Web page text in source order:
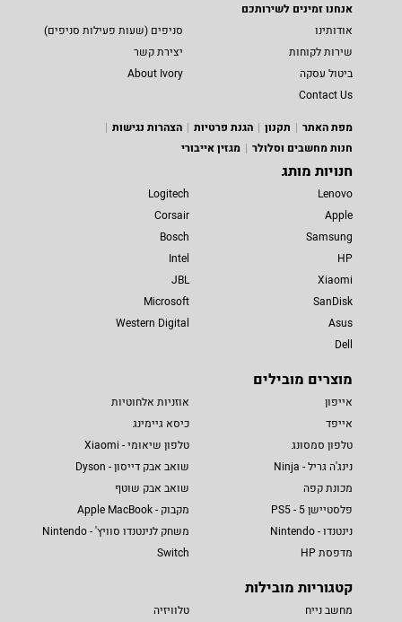
אנחנו זמינים לשירותכם
אודותינו
סניפים (שעות פעילות סניפים)
שירות לקוחות
יצירת קשר
ביטול עסקה
About Ivory
Contact Us
מפת האתר
תקנון הגנת פרטיות
הצהרות נגישות
חנות מחשבים וסלולר
מגזין אייבורי
חנויות מותג
Lenovo
Apple
Samsung
HP
Xiaomi
SanDisk
Asus
Dell
Logitech
Corsair
Bosch
Intel
JBL
Microsoft
Western Digital
מוצרים מובילים
אייפון
אייפד
טלפון סמסונג
נינג'ה גריל - Ninja
מכונת קפה
פלסטיישן 5 - PS5
נינטנדו - Nintendo
מדפסת HP
אוזניות אלחוטיות
כיסא גיימינג
טלפון שיאומי - Xiaomi
שואב אבק דייסון - Dyson
שואב אבק שוטף
מקבוק - Apple MacBook
משחק לנינטנדו סוויץ' - Nintendo
Switch
קטגוריות מובילות
מחשב נייח
טלוויזיה